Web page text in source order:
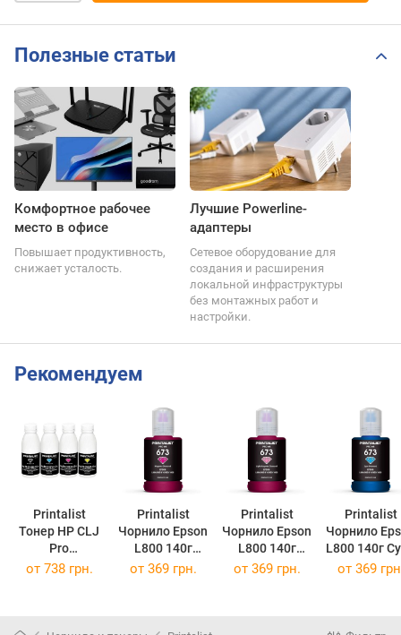
Полезные статьи
Комфортное рабочее
место в офисе
Повышает продуктивность,
снижает усталость.
Лучшие Powerline-
адаптеры
Сетевое оборудование для
создания и расширения
локальной инфраструктуры
без монтажных работ и
настройки.
Рекомендуем
Printalist
Тонер HP CLJ
Pro
M252/M452,
Printalist
Чорнило Epson
L800 140г
Magenta
Printalist
Чорнило Epson
L800 140г
Light Magenta
Printalist
Чорнило Epson
L800 140г
PL673C
от 738 грн. от 369 грн. от 369 грн. от 369